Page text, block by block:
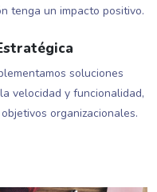
tenga un impacto positivo.
soluciones
velocidad y funcionalidad,
organizacionales.